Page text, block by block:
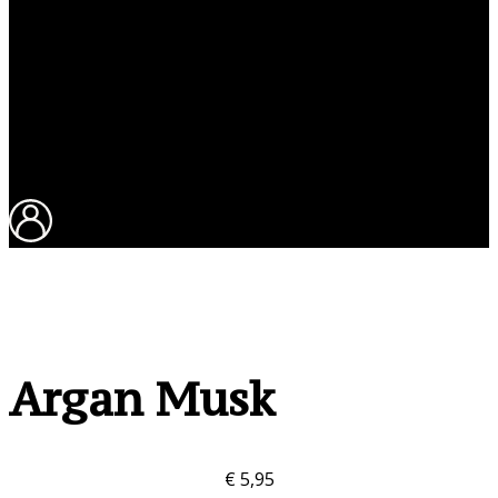
Argan Musk
€5,95